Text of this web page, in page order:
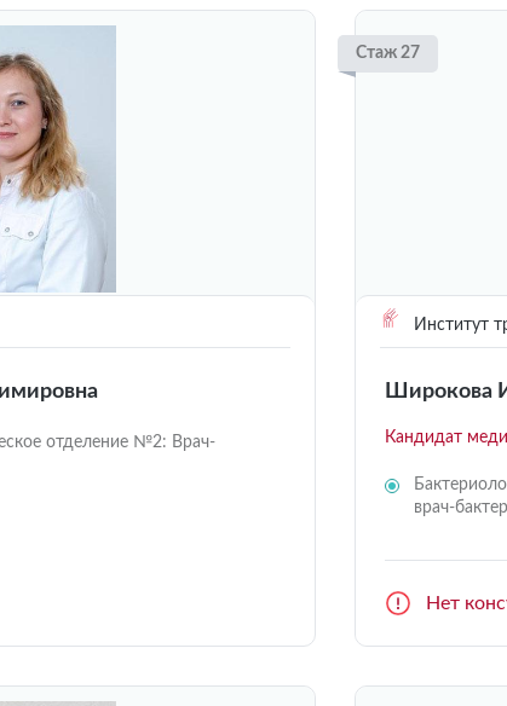
отделение №2: Врач-
Стаж 27
Институт
Широкова
Кандидат
врач-
Нет